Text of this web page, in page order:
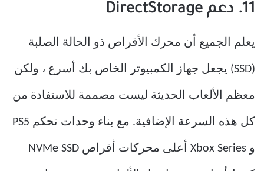
11. دعم DirectStorage
يعلم الجميع أن محرك الأقراص ذو الحالة الصلبة
(SSD) يجعل جهاز الكمبيوتر الخاص بك أسرع ، ولكن
معظم الألعاب الحديثة ليست مصممة للاستفادة من
كل هذه السرعة الإضافية. مع بناء وحدات تحكم PS5
و Xbox Series أعلى محركات أقراص NVMe SSD